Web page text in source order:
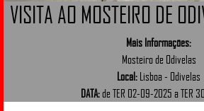
VISITA AO MOSTEIRO DE
Mais Informações:
Mosteiro de Odivelas
Local: Lisboa - Odivelas
DATA:de TER 02-09-2025 a TER